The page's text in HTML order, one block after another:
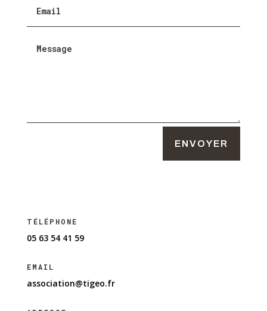
ENVOYER
TÉLÉPHONE
05 63 54 41 59
EMAIL
association@tigeo.fr